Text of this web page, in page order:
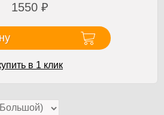
1550 ₽
в 1 клик